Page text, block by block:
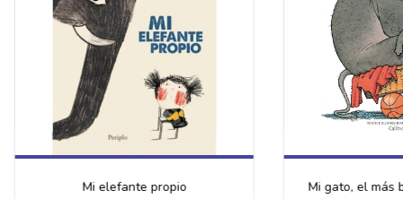
Mi elefante propio Mi gato, el más